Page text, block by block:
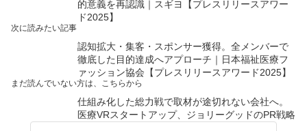
的意義を再認識｜スギヨ【プレスリリースアワー
ド2025】
次に読みたい記事
認知拡大・集客・スポンサー獲得。全メンバーで
徹底した目的達成へアプローチ｜日本福祉医療フ
ァッション協会【プレスリリースアワード2025】
まだ読んでいない方は、こちらから
仕組み化した総力戦で取材が途切れない会社へ。
医療VRスタートアップ、ジョリーグッドのPR戦略